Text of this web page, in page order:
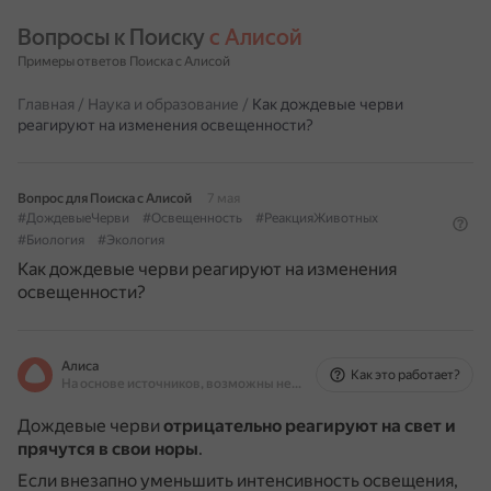
Вопросы к Поиску с Алисой
Примеры ответов Поиска с Алисой
Главная / Наука и образование / Как дождевые черви
реагируют на изменения освещенности?
Вопрос для Поиска с Алисой
7 мая
#ДождевыеЧерви
#Освещенность
#РеакцияЖивотных
#Биология
#Экология
Как дождевые черви реагируют на изменения
освещенности?
Алиса
На основе источников, возможны неточности
Как это работает?
Дождевые черви отрицательно реагируют на свет и
прячутся в свои норы.
Если внезапно уменьшить интенсивность освещения,